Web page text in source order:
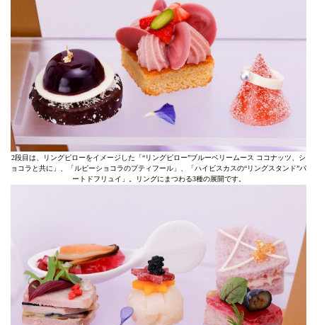
2段目は、リングピローをイメージした「“リングピロー”ブルーベリームース ココナッツ、シ
ョコラと共に」、「ルビーショコラのプティフール」、「ハイビスカスの“リングスタンド”パ
ートドフリュイ」。リングにまつわる3種の展開です。